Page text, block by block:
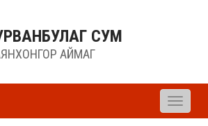
СУМ
АЙМАГ
Toggle